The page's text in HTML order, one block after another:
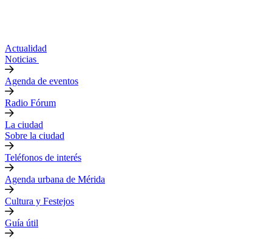
Actualidad
Noticias
Agenda de eventos
Radio Fórum
La ciudad
Sobre la ciudad
Teléfonos de interés
Agenda urbana de Mérida
Cultura y Festejos
Guía útil